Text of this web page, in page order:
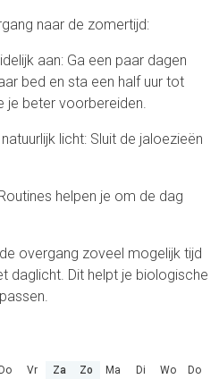
naar de zomertijd:
aan: Ga een paar dagen
bed en sta een half uur tot
je beter voorbereiden.
licht: Sluit de jaloezieën
helpen je om de dag
overgang zoveel mogelijk tijd
daglicht. Dit helpt je biologische
Vr Za Zo Ma Di Wo Do